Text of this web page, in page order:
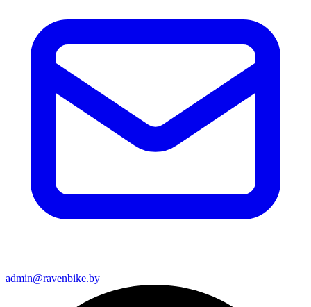
admin@ravenbike.by